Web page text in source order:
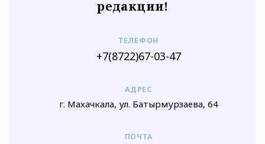
редакции!
ТЕЛЕФОН
+7(8722)67-03-47
АДРЕС
г. Махачкала, ул. Батырмурзаева, 64
ПОЧТА